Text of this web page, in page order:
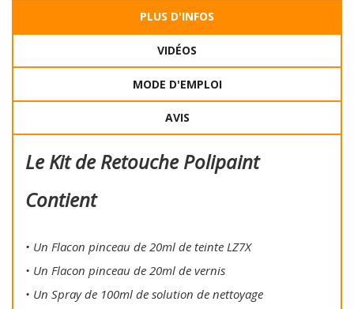
PLUS D'INFOS
VIDÉOS
MODE D'EMPLOI
AVIS
Le Kit de Retouche Polipaint
Contient
• Un Flacon pinceau de 20ml de teinte LZ7X
• Un Flacon pinceau de 20ml de vernis
• Un Spray de 100ml de solution de nettoyage